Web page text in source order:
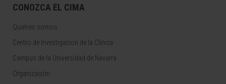
CONOZCA EL CIMA
Quiénes somos
Centro de Investigacion de la Clínica
Campus de la Universidad de Navarra
Organización